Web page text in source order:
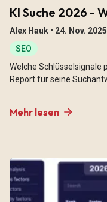
KI Suche 2026 -
Alex Hauk • 24. Nov. 2025
SEO
Welche Schlüsselsignale
Report für seine
Mehr lesen